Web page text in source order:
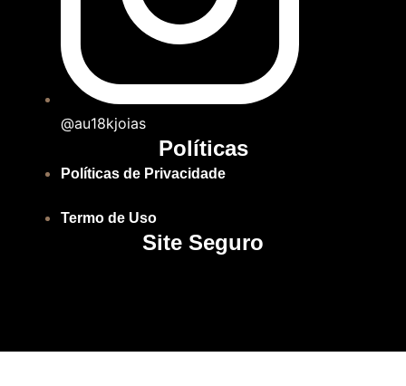
@au18kjoias
Políticas
Políticas de Privacidade
Termo de Uso
Site Seguro